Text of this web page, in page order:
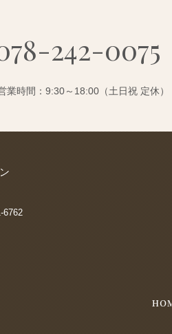
242-0075
業時間：9:30～18:00（土日祝 定休）
6762